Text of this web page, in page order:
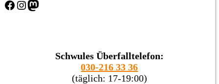
Facebook Instagram Mastodon
Schwules Überfalltelefon:
030-216 33 36
(täglich: 17-19:00)